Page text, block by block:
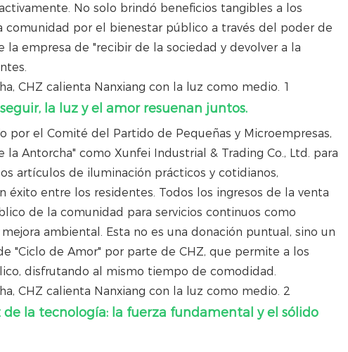
No solo brindó beneficios tangibles a los
por el bienestar público a través del poder de
la empresa de "recibir de la sociedad y devolver a la
la luz y el amor resuenan juntos.
por el Comité del Partido de Pequeñas y Microempresas,
Antorcha" como Xunfei Industrial & Trading Co., Ltd. para
artículos de iluminación prácticos y cotidianos,
éxito entre los residentes. Todos los ingresos de la venta
de la comunidad para servicios continuos como
ambiental. Esta no es una donación puntual, sino un
"Ciclo de Amor" por parte de CHZ, que permite a los
disfrutando al mismo tiempo de comodidad.
la tecnología: la fuerza fundamental y el sólido